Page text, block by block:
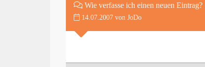
Blog
Wie verfasse ich einen neuen Eintrag?
14.07.2007 von JoDo